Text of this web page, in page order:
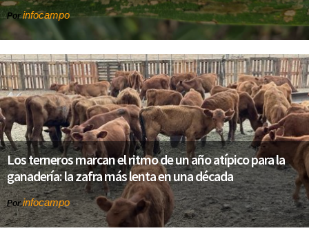
Porinfocampo
Los terneros marcan el ritmo de un año atípico para la
ganadería: la zafra más lenta en una década
Porinfocampo